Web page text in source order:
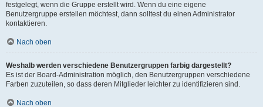
festgelegt, wenn die Gruppe erstellt wird. Wenn du eine eigene
Benutzergruppe erstellen möchtest, dann solltest du einen Administrator
kontaktieren.
Nach oben
Weshalb werden verschiedene Benutzergruppen farbig dargestellt?
Es ist der Board-Administration möglich, den Benutzergruppen verschiedene
Farben zuzuteilen, so dass deren Mitglieder leichter zu identifizieren sind.
Nach oben